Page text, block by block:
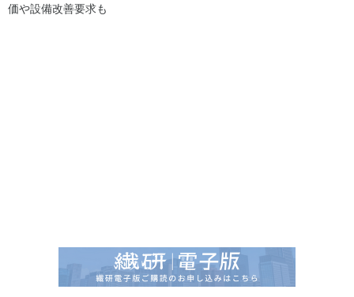
価や設備改善要求も